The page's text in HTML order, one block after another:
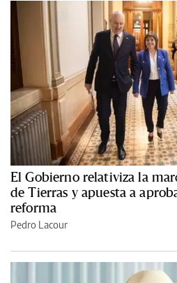
El Gobierno relativiza la
de Tierras y apuesta a
reforma
Pedro Lacour